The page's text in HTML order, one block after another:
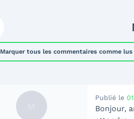
Marquer tous les commentaires comme lus
Publié le
Bonjour,